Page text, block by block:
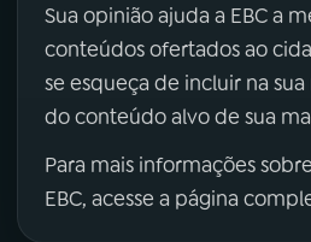
Sua opinião ajuda a EBC a
conteúdos ofertados ao
se esqueça de incluir na
do conteúdo alvo de sua
Para mais informações
EBC, acesse a página